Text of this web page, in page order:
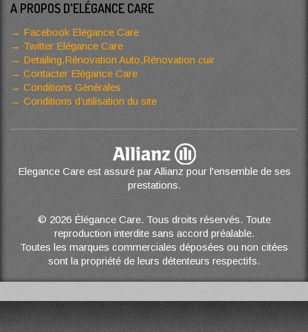
A PROPOS D'ELÉGANCE CARE
Facebook Elégance Care
Twitter Elégance Care
Detailing,Rénovation Auto,Rénovation cuir
Contacter Elégance Care
Conditions Générales
Conditions d’utilisation du site
Elegance Care est assuré par Allianz pour l'ensemble de ses
prestations.
© 2026 Élégance Care. Tous droits réservés. Toute
reproduction interdite sans accord préalable.
Toutes les marques commerciales déposées ou non citées
sont la propriété de leurs détenteurs respectifs.